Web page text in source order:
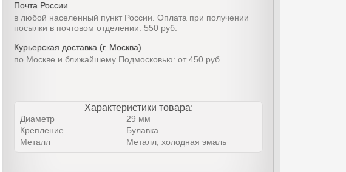
Почта России
в любой населенный пункт России. Оплата при получении
посылки в почтовом отделении: 550 руб.
Курьерская доставка (г. Москва)
по Москве и ближайшему Подмосковью: от 450 руб.
Характеристики товара:
Диаметр
29 мм
Крепление
Булавка
Металл
Металл, холодная эмаль